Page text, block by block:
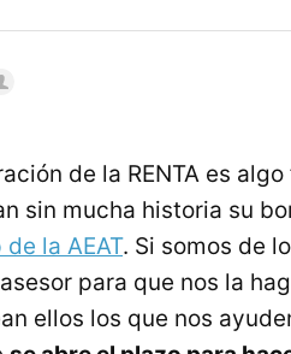
de la RENTA es
sin mucha historia su
de la AEAT. Si somos de
para que nos la
ellos los que nos